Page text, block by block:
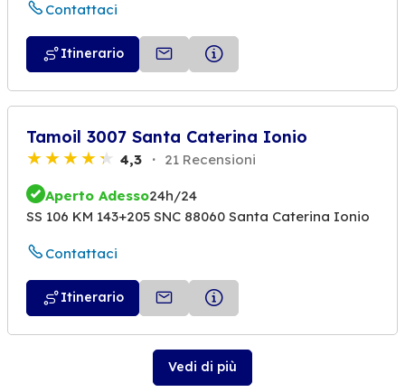
Contattaci
Itinerario
Tamoil 3007 Santa Caterina Ionio
4,3 21 Recensioni
Aperto Adesso24h/24
SS 106 KM 143+205 SNC 88060 Santa Caterina Ionio
Contattaci
Itinerario
Vedi di più